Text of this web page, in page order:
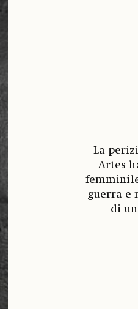
La
Artes
guerra e
di